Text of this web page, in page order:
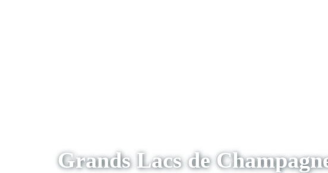
Grands Lacs de